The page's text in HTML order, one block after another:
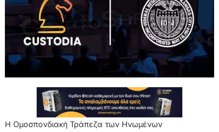
Η Ομοσπονδιακή Τράπεζα των Ηνωμένων